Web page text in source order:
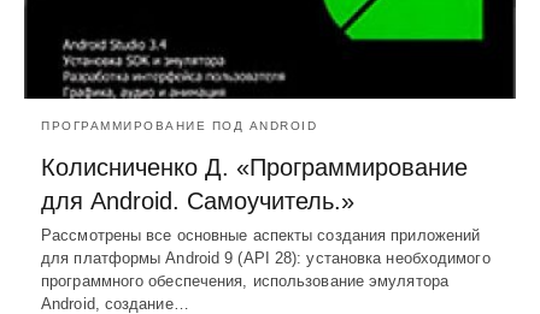
ПРОГРАММИРОВАНИЕ ПОД ANDROID
Колисниченко Д. «Программирование
для Android. Самоучитель.»
Рассмотрены все основные аспекты создания приложений
для платформы Android 9 (API 28): установка необходимого
программного обеспечения, использование эмулятора
Android, создание…